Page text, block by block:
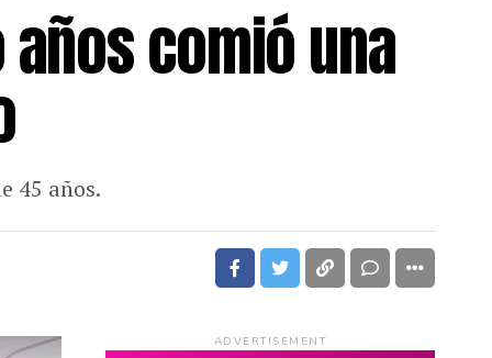
comió una
45 años.
ADVERTISEMENT